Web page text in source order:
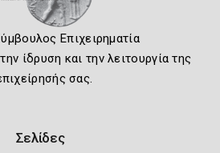
Επιχειρηματία
ίδρυση και την λειτουργία της
σας.
Σελίδες